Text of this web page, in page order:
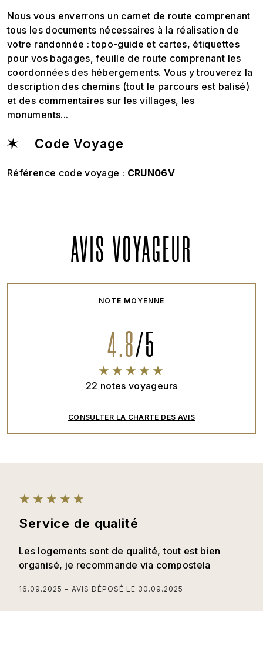
Nous vous enverrons un carnet de route comprenant
tous les documents nécessaires à la réalisation de
votre randonnée : topo-guide et cartes, étiquettes
pour vos bagages, feuille de route comprenant les
coordonnées des hébergements. Vous y trouverez la
description des chemins (tout le parcours est balisé)
et des commentaires sur les villages, les
monuments...
Code Voyage
Référence code voyage : CRUN06V
AVIS VOYAGEUR
NOTE MOYENNE
4.8/5
22 notes voyageurs
CONSULTER LA CHARTE DES AVIS
Service de qualité
Les logements sont de qualité, tout est bien
organisé, je recommande via compostela
16.09.2025 AVIS DÉPOSÉ LE 30.09.2025